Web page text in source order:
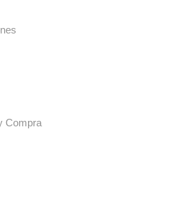
Compra